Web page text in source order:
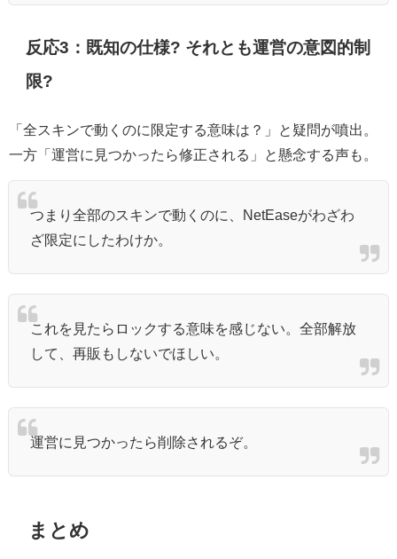
反応3：既知の仕様? それとも運営の意図的制
限?
「全スキンで動くのに限定する意味は？」と疑問が噴出。
一方「運営に見つかったら修正される」と懸念する声も。
つまり全部のスキンで動くのに、NetEaseがわざわ
ざ限定にしたわけか。
これを見たらロックする意味を感じない。全部解放
して、再販もしないでほしい。
運営に見つかったら削除されるぞ。
まとめ